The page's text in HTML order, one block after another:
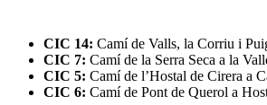
CIC 14: Camí de Valls, la Corriu i
CIC 7: Camí de la Serra Seca a la
CIC 5: Camí de l’Hostal de Cirera a
CIC 6: Camí de Pont de Querol a